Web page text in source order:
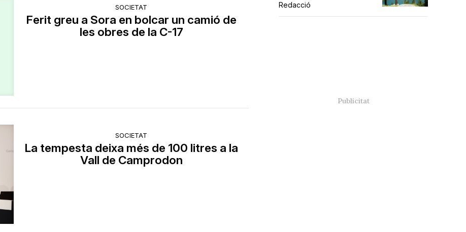
SOCIETAT
Ferit greu a Sora en bolcar un camió de
les obres de la C-17
SOCIETAT
La tempesta deixa més de 100 litres a la
Vall de Camprodon
Redacció